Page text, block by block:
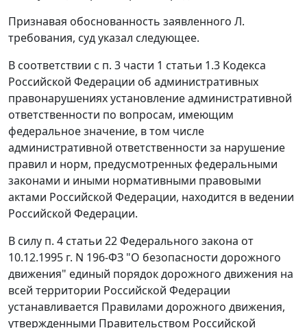
Признавая обоснованность заявленного Л.
требования, суд указал следующее.
В соответствии с п. 3 части 1 статьи 1.3 Кодекса
Российской Федерации об административных
правонарушениях установление административной
ответственности по вопросам, имеющим
федеральное значение, в том числе
административной ответственности за нарушение
правил и норм, предусмотренных федеральными
законами и иными нормативными правовыми
актами Российской Федерации, находится в ведении
Российской Федерации.
В силу п. 4 статьи 22 Федерального закона от
10.12.1995 г. N 196-ФЗ "О безопасности дорожного
движения" единый порядок дорожного движения на
всей территории Российской Федерации
устанавливается Правилами дорожного движения,
утвержденными Правительством Российской